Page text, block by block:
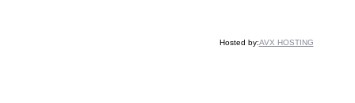
Hosted by:AVX HOSTING